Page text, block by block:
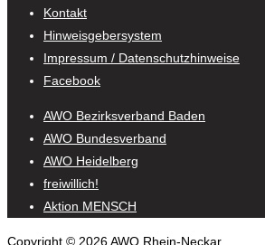
Kontakt
Hinweisgebersystem
Impressum / Datenschutzhinweise
Facebook
AWO Bezirksverband Baden
AWO Bundesverband
AWO Heidelberg
freiwillich!
Aktion MENSCH
Copyright © 2026 AWO Rhein-Neckar